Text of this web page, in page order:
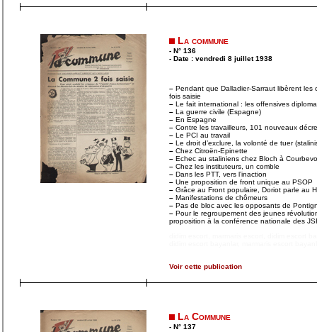
La commune
- N° 136
- Date : vendredi 8 juillet 1938
– Pendant que Dalladier-Sarraut libèrent les
fois saisie
– Le fait international : les offensives
– La guerre civile (Espagne)
– En Espagne
– Contre les travailleurs, 101 nouveaux
– Le PCI au travail
– Le droit d’exclure, la volonté de tuer
– Chez Citroën-Epinette
– Echec au staliniens chez Bloch à
– Chez les instituteurs, un comble
– Dans les PTT, vers l’inaction
– Une proposition de front unique au PSOP
– Grâce au Front populaire, Doriot parle au
– Manifestations de chômeurs
– Pas de bloc avec les opposants de
– Pour le regroupement des jeunes
proposition à la conférence nationale des
Voir cette publication
La Commune
- N° 137